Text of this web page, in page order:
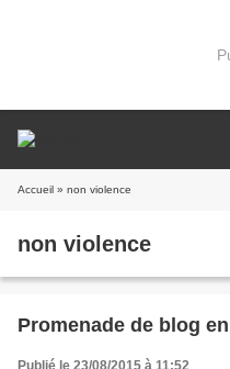
Accueil » non violence
non violence
Promenade de blog
Publié le 23/08/2015 à 11:52